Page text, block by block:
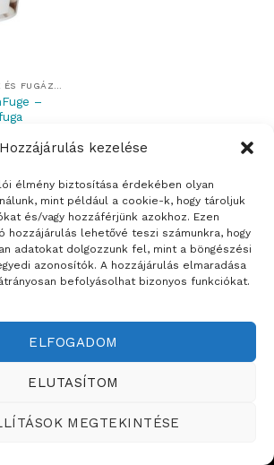
Hozzájárulás kezelése
élmény biztosítása érdekében olyan
mint például a cookie-k, hogy tároljuk
és/vagy hozzáférjünk azokhoz. Ezen
hozzájárulás lehetővé teszi számunkra, hogy
adatokat dolgozzunk fel, mint a böngészési
azonosítók. A hozzájárulás elmaradása
befolyásolhat bizonyos funkciókat.
ELFOGADOM
ELUTASÍTOM
MEGTEKINTÉSE
–
készítette:
TERÜLETEINK
©2026Teddy Festékbolt